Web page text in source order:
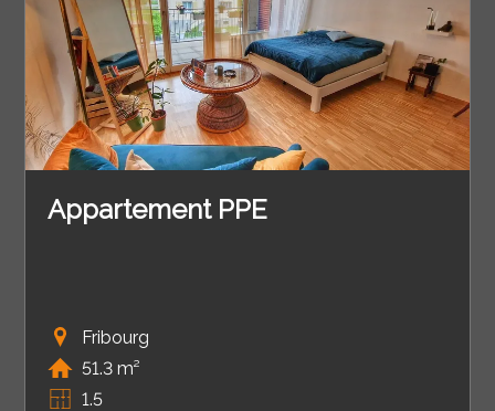
Appartement PPE
Fribourg
51.3 m²
1.5